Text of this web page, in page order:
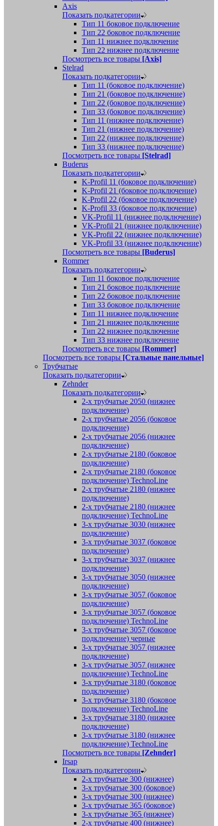
Axis
Показать подкатегории
Тип 11 боковое подключение
Тип 22 боковое подключение
Тип 11 нижнее подключение
Тип 22 нижнее подключение
Посмотреть все товары [Axis]
Stelrad
Показать подкатегории
Tип 11 (боковое подключение)
Тип 21 (боковое подключение)
Тип 22 (боковое подключение)
Тип 33 (боковое подключение)
Тип 11 (нижнее подключение)
Тип 21 (нижнее подключение)
Тип 22 (нижнее подключение)
Тип 33 (нижнее подключение)
Посмотреть все товары [Stelrad]
Buderus
Показать подкатегории
K-Profil 11 (боковое подключение)
K-Profil 21 (боковое подключение)
K-Profil 22 (боковое подключение)
K-Profil 33 (боковое подключение)
VK-Profil 11 (нижнее подключение)
VK-Profil 21 (нижнее подключение)
VK-Profil 22 (нижнее подключение)
VK-Profil 33 (нижнее подключение)
Посмотреть все товары [Buderus]
Rommer
Показать подкатегории
Тип 11 боковое подключение
Тип 21 боковое подключение
Тип 22 боковое подключение
Тип 33 боковое подключение
Тип 11 нижнее подключение
Тип 21 нижнее подключение
Тип 22 нижнее подключение
Тип 33 нижнее подключение
Посмотреть все товары [Rommer]
Посмотреть все товары [Стальные панельные]
Трубчатые
Показать подкатегории
Zehnder
Показать подкатегории
2-х трубчатые 2050 (нижнее
подключение)
2-х трубчатые 2056 (боковое
подключение)
2-х трубчатые 2056 (нижнее
подключение)
2-х трубчатые 2180 (боковое
подключение)
2-х трубчатые 2180 (боковое
подключение) TechnoLine
2-х трубчатые 2180 (нижнее
подключение)
2-х трубчатые 2180 (нижнее
подключение) TechnoLine
3-х трубчатые 3030 (нижнее
подключение)
3-х трубчатые 3037 (боковое
подключение)
3-х трубчатые 3037 (нижнее
подключение)
3-х трубчатые 3050 (нижнее
подключение)
3-х трубчатые 3057 (боковое
подключение)
3-х трубчатые 3057 (боковое
подключение) TechnoLine
3-х трубчатые 3057 (боковое
подключение) черные
3-х трубчатые 3057 (нижнее
подключение)
3-х трубчатые 3057 (нижнее
подключение) TechnoLine
3-х трубчатые 3180 (боковое
подключение)
3-х трубчатые 3180 (боковое
подключение) TechnoLine
3-х трубчатые 3180 (нижнее
подключение)
3-х трубчатые 3180 (нижнее
подключение) TechnoLine
Посмотреть все товары [Zehnder]
Irsap
Показать подкатегории
2-х трубчатые 300 (нижнее)
3-х трубчатые 300 (боковое)
3-х трубчатые 300 (нижнее)
3-х трубчатые 365 (боковое)
3-х трубчатые 365 (нижнее)
2-х трубчатые 400 (нижнее)